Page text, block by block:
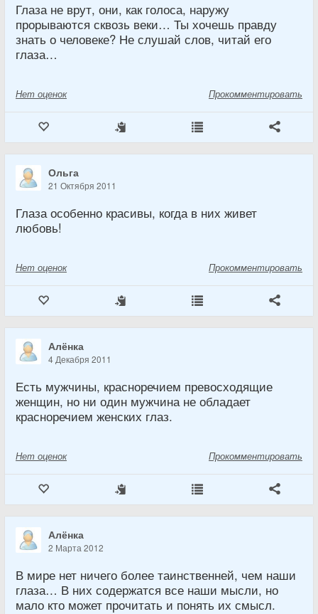
Глаза не врут, они, как голоса, наружу
прорываются сквозь веки… Ты хочешь правду
знать о человеке? Не слушай слов, читай его
глаза…
Нет оценок Прокомментировать
Ольга
21 Октября 2011
Глаза особенно красивы, когда в них живет
любовь!
Нет оценок Прокомментировать
Алёнка
4 Декабря 2011
Есть мужчины, красноречием превосходящие
женщин, но ни один мужчина не обладает
красноречием женских глаз.
Нет оценок Прокомментировать
Алёнка
2 Марта 2012
В мире нет ничего более таинственней, чем наши
глаза… В них содержатся все наши мысли, но
мало кто может прочитать и понять их смысл.